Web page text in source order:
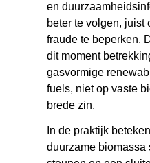
en
beter te volgen, juist
fraude te beperken.
dit moment
gasvormige
fuels, niet op vaste
brede zin.
In de praktijk
duurzame biomassa